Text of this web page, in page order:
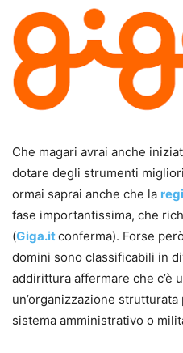
Che magari avrai anche
dotare degli strumenti
ormai saprai anche che la
fase importantissima, che
(Giga.itconferma). Forse
domini sono classificabili in
addirittura affermare che c’è
un’organizzazione
sistema amministrativo o